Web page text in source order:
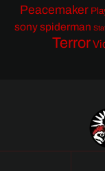
Peacemaker
sony spiderman
Terror